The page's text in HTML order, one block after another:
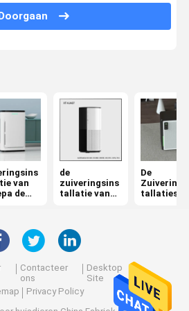
van de ozonlucht
van de plasmalucht
van
de
de
zuiveringsins
tallatie van
De
tallaties
Contacteer
ons
Desktop
Site
Privacy Policy